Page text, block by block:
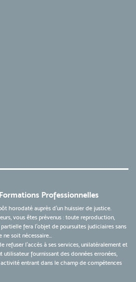
Professionnelles
horodaté auprès d'un huissier de justice.
vous êtes prévenus : toute reproduction,
fera l'objet de poursuites judiciaires sans
ne soit nécessaire...
refuser l'accès à ses services, unilatéralement et
utilisateur fournissant des données erronées,
entrant dans le champ de compétences